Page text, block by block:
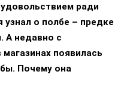
ради
о полбе – предке
А недавно с
появилась
Почему она